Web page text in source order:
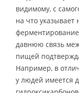
видимому, с
на что
давнюю связь
пищей
Например, в
у людей имеется